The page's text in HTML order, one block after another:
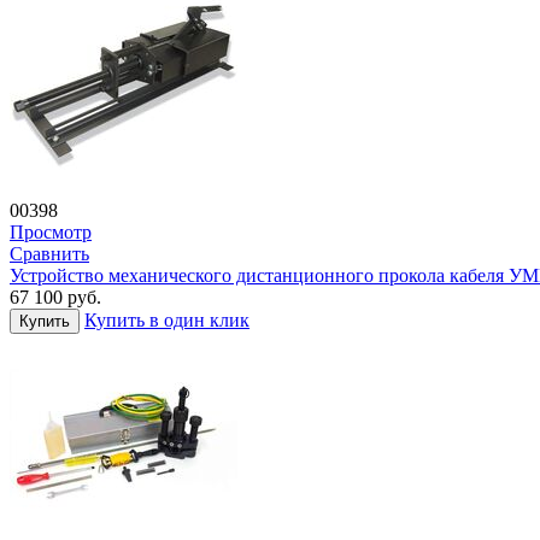
00398
Просмотр
Сравнить
Устройство механического дистанционного прокола кабеля
67 100 руб.
Купить Купить в один клик